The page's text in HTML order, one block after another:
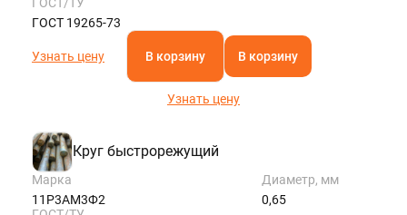
ГОСТ 19265-73
Узнать цену В корзину В корзину
Узнать цену
Круг быстрорежущий
Марка
11Р3АМ3Ф2
Диаметр, мм
0,65